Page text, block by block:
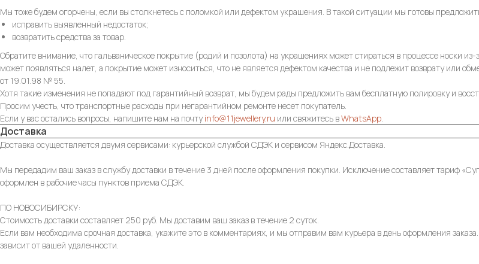
Мы тоже будем огорчены, если вы столкнетесь с поломкой или дефектом украшения. В такой ситуации мы готовы
исправить выявленный недостаток;
возвратить средства за товар.
Обратите внимание, что гальваническое покрытие (родий и позолота) на украшениях может стираться в процессе носки
может появляться налет, а покрытие может износиться, что не является дефектом качества и не подлежит возврату или
от 19.01.98 № 55.
Хотя такие изменения не попадают под гарантийный возврат, мы будем рады предложить вам бесплатную полировку и
Просим учесть, что транспортные расходы при негарантийном ремонте несет покупатель.
Если у вас остались вопросы, напишите нам на почтуinfo@11jewellery.ru или свяжитесь вWhatsApp.
Доставка
Доставка осуществляется двумя сервисами: курьерской службой СДЭК и сервисом Яндекс.Доставка.
Мы передадим ваш заказ в службу доставки в течение 3 дней после оформления покупки. Исключение составляет тариф
оформлен в рабочие часы пунктов приема СДЭК.
ПО НОВОСИБИРСКУ:
Стоимость доставки составляет 250 руб. Мы доставим ваш заказ в течение 2 суток.
Если вам необходима срочная доставка, укажите это в комментариях, и мы отправим вам курьера в день оформления
зависит от вашей удаленности.